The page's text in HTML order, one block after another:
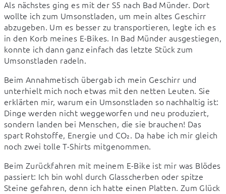
Als nächstes ging es mit der S5 nach Bad Münder. Dort
wollte ich zum Umsonstladen, um mein altes Geschirr
abzugeben. Um es besser zu transportieren, legte ich es
in den Korb meines E-Bikes. In Bad Münder ausgestiegen,
konnte ich dann ganz einfach das letzte Stück zum
Umsonstladen radeln.
Beim Annahmetisch übergab ich mein Geschirr und
unterhielt mich noch etwas mit den netten Leuten. Sie
erklärten mir, warum ein Umsonstladen so nachhaltig ist:
Dinge werden nicht weggeworfen und neu produziert,
sondern landen bei Menschen, die sie brauchen! Das
spart Rohstoffe, Energie und CO₂. Da habe ich mir gleich
noch zwei tolle T-Shirts mitgenommen.
Beim Zurückfahren mit meinem E-Bike ist mir was Blödes
passiert: Ich bin wohl durch Glasscherben oder spitze
Steine gefahren, denn ich hatte einen Platten. Zum Glück